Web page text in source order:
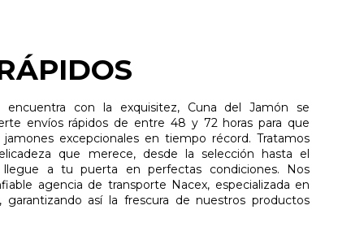
encuentra con la exquisitez, Cuna del Jamón se
envíos rápidos de entre 48 y 72 horas para que
excepcionales en tiempo récord. Tratamos
que merece, desde la selección hasta el
llegue a tu puerta en perfectas condiciones. Nos
agencia de transporte Nacex, especializada en
garantizando así la frescura de nuestros productos